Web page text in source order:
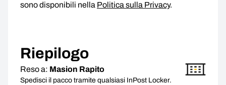
sono disponibili nella Politica sulla Privacy.
Riepilogo
Reso a: Masion Rapito
Spedisci il pacco tramite qualsiasi InPost Locker.